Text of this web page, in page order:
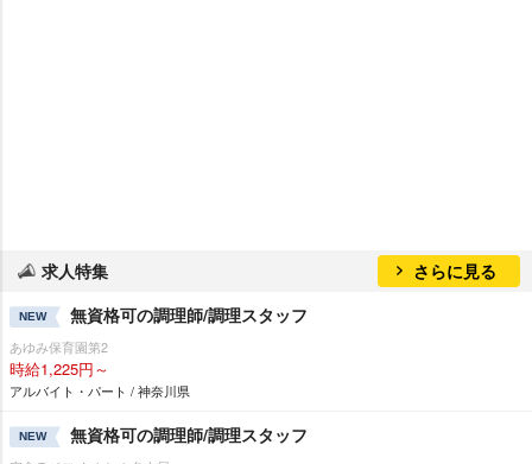
求人特集 さらに見る
NEW 無資格可の調理師/調理スタッフ
あゆみ保育園第2
時給1,225円～
アルバイト・パート / 神奈川県
NEW 無資格可の調理師/調理スタッフ